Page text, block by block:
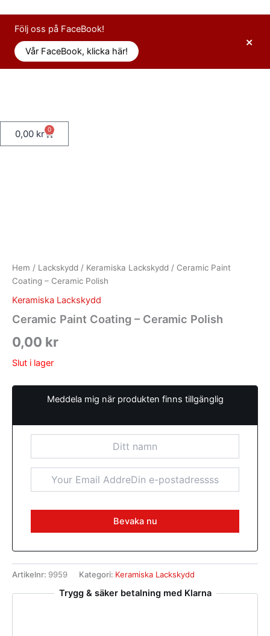
innehåll
×
Följ oss på FaceBook!
Vår FaceBook, klicka här!
0,00 kr 0
Varukorg
Hem / Lackskydd / Keramiska Lackskydd / Ceramic Paint
Coating – Ceramic Polish
Keramiska Lackskydd
Ceramic Paint Coating – Ceramic Polish
0,00 kr
Slut i lager
Meddela mig när produkten finns tillgänglig
Artikelnr: 9959 Kategori: Keramiska Lackskydd
Trygg & säker betalning med Klarna